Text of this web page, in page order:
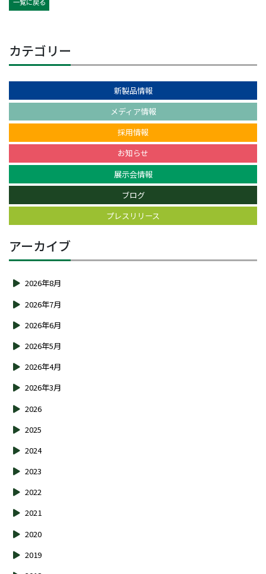
カテゴリー
新製品情報
メディア情報
採用情報
お知らせ
展示会情報
ブログ
プレスリリース
アーカイブ
2026年8月
2026年7月
2026年6月
2026年5月
2026年4月
2026年3月
2026
2025
2024
2023
2022
2021
2020
2019